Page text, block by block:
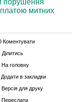
митних
Коментувати
Ділитись
На головну
Додати в закладки
Версія для друку
Переслати